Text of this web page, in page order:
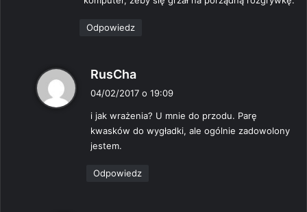
Odpowiedz
RusCha
z
e
04/02/2017 o 19:09
i jak wrażenia? U mnie do przodu. Parę
kwasków do wygładki, ale ogólnie zadowolony
jestem.
Odpowiedz